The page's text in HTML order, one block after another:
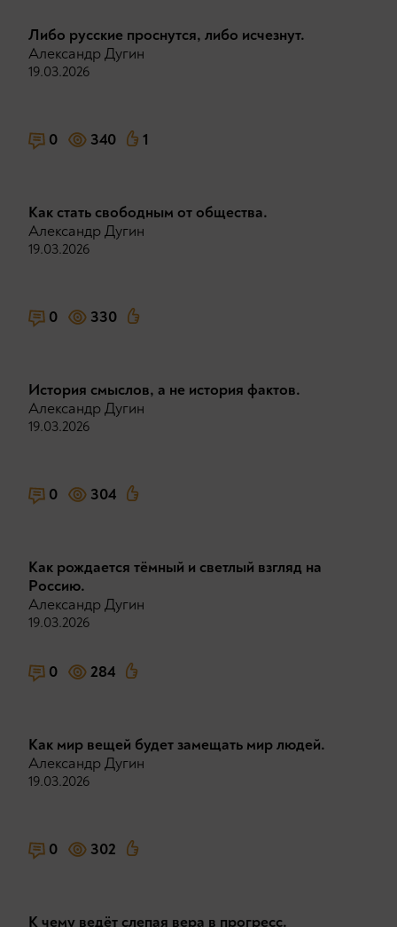
Либо русские проснутся, либо исчезнут.
Александр Дугин
19.03.2026
0 340 1
Как стать свободным от общества.
Александр Дугин
19.03.2026
0 330
История смыслов, а не история фактов.
Александр Дугин
19.03.2026
0 304
Как рождается тёмный и светлый взгляд на
Россию.
Александр Дугин
19.03.2026
0 284
Как мир вещей будет замещать мир людей.
Александр Дугин
19.03.2026
0 302
К чему ведёт слепая вера в прогресс.